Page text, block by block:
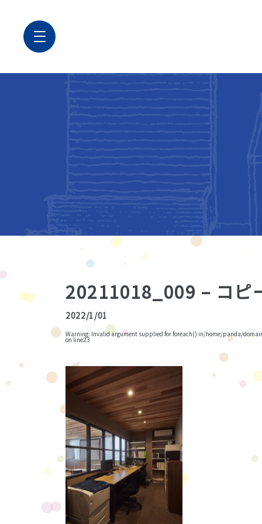
20211018_009 – コピ
2022/1/01
Warning: Invalid argument supplied for foreach() in/home/panda/
on line23